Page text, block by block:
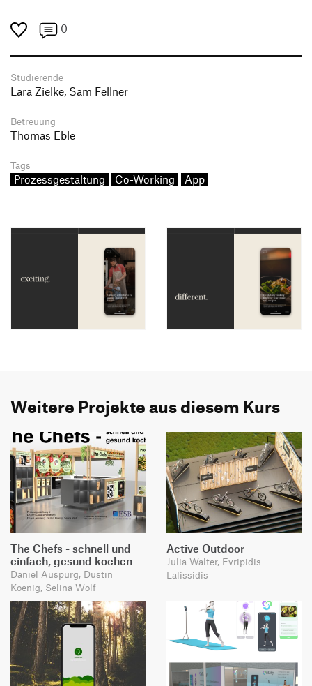
0
Studierende
Lara Zielke, Sam Fellner
Betreuung
Thomas Eble
Tags
Prozessgestaltung Co-Working App
Weitere Projekte aus diesem Kurs
The Chefs - schnell und
einfach, gesund kochen
Daniel Auspurg, Dustin
Koenig, Selina Wolf
Active Outdoor
Julia Walter, Evripidis
Lalissidis